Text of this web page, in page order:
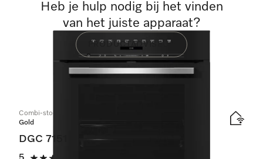
Combi-stoomoven
Gold
DGC 7151
Heb je hulp nodig bij het vinden
van het juiste apparaat?
PRODUCTADVISEUR